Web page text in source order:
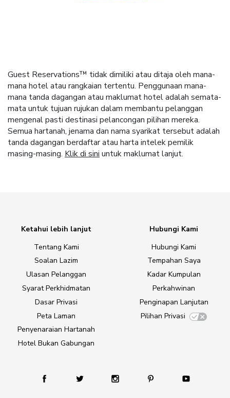
Guest Reservations™ tidak dimiliki atau ditaja oleh mana-
mana hotel atau rangkaian tertentu. Penggunaan mana-
mana tanda dagangan atau maklumat hotel adalah semata-
mata untuk tujuan rujukan dalam membantu pelanggan
mengenal pasti destinasi pelancongan pilihan mereka.
Semua hartanah, jenama dan nama syarikat tersebut adalah
tanda dagangan berdaftar atau harta intelek pemilik
masing-masing. Klik di sini untuk maklumat lanjut.
Ketahui lebih lanjut
Tentang Kami
Soalan Lazim
Ulasan Pelanggan
Syarat Perkhidmatan
Dasar Privasi
Peta Laman
Penyenaraian Hartanah
Hotel Bukan Gabungan
Hubungi Kami
Hubungi Kami
Tempahan Saya
Kadar Kumpulan
Perkahwinan
Penginapan Lanjutan
Pilihan Privasi